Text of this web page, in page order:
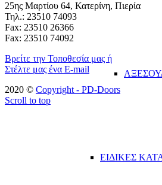
ΕΙΔΙΚΕΣ
25ης Μαρτίου 64, Κατερίνη, Πιερία
Τηλ.: 23510 74093
Fax: 23510 26366
Fax: 23510 74092
Βρείτε την Τοποθεσία μας ή
Στέλτε μας ένα E-mail
2020 © Copyright - PD-Doors
Scroll to top